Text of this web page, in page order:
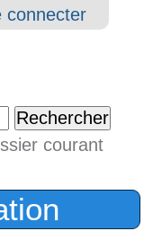
Outils
connecter
courant